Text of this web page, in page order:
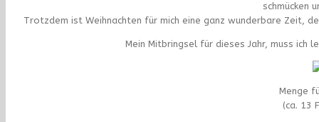
schmücken
Trotzdem ist Weihnachten für mich eine ganz wunderbare Zeit,
Mein Mitbringsel für dieses Jahr, muss ich
Menge
(ca. 13